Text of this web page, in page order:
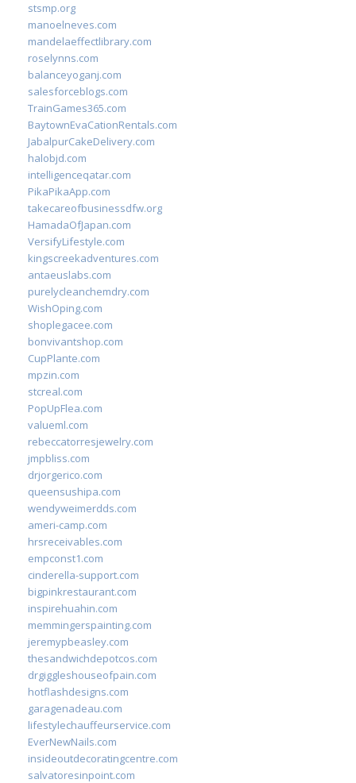
stsmp.org
manoelneves.com
mandelaeffectlibrary.com
roselynns.com
balanceyoganj.com
salesforceblogs.com
TrainGames365.com
BaytownEvaCationRentals.com
JabalpurCakeDelivery.com
halobjd.com
intelligenceqatar.com
PikaPikaApp.com
takecareofbusinessdfw.org
HamadaOfJapan.com
VersifyLifestyle.com
kingscreekadventures.com
antaeuslabs.com
purelycleanchemdry.com
WishOping.com
shoplegacee.com
bonvivantshop.com
CupPlante.com
mpzin.com
stcreal.com
PopUpFlea.com
valueml.com
rebeccatorresjewelry.com
jmpbliss.com
drjorgerico.com
queensushipa.com
wendyweimerdds.com
ameri-camp.com
hrsreceivables.com
empconst1.com
cinderella-support.com
bigpinkrestaurant.com
inspirehuahin.com
memmingerspainting.com
jeremypbeasley.com
thesandwichdepotcos.com
drgiggleshouseofpain.com
hotflashdesigns.com
garagenadeau.com
lifestylechauffeurservice.com
EverNewNails.com
insideoutdecoratingcentre.com
salvatoresinpoint.com